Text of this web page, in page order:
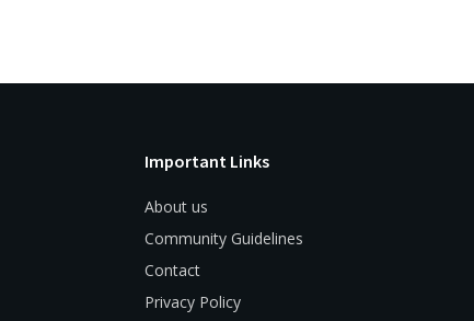
Important Links
About us
Community Guidelines
Contact
Privacy Policy